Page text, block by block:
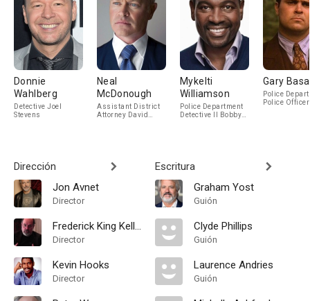
Donnie
Wahlberg
Detective Joel
Stevens
Neal
McDonough
Assistant District
Attorney David
Mykelti
Williamson
Police Department
Detective II Bobby
Gary
Police
Police
Dirección
Jon Avnet
Director
Frederick King Keller
Director
Kevin Hooks
Director
Escritura
Graham Yost
Guión
Clyde Phillips
Guión
Laurence Andries
Guión